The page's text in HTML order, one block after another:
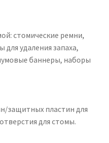
стомические ремни,
удаления запаха,
баннеры, наборы
защитных пластин для
для стомы.